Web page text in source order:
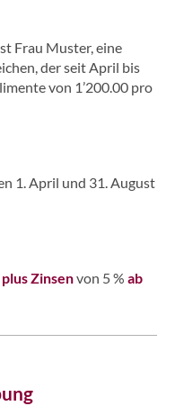
Frau Muster, eine
der seit April bis
von 1’200.00 pro
1. April und 31. August
plus Zinsenvon 5 % ab